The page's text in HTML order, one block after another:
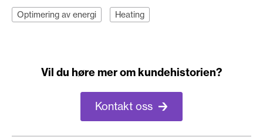
Optimering av energi Heating
Vil du høre mer om kundehistorien?
Kontakt oss